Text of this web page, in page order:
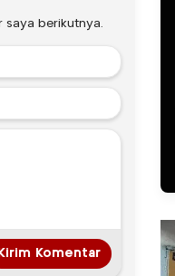
saya berikutnya.